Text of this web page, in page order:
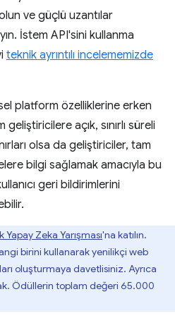
ve güçlü uzantılar
İstem API'sini kullanma
teknik ayrıntılı incelememizde
platform özelliklerine erken
açık, sınırlı süreli
olsa da geliştiriciler, tam
bilgi sağlamak amacıyla bu
geri bildirimlerini
Yapay Zeka Yarışması'na katılın.
birini kullanarak yenilikçi web
oluşturmaya davetlisiniz. Ayrıca
Ödüllerin toplam değeri 65.000